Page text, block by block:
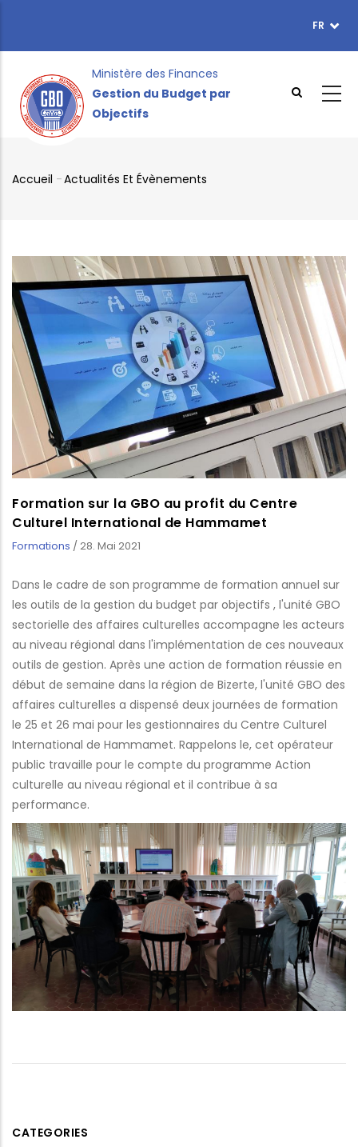
contenu
FR
Ministère des Finances
Gestion du Budget par
Objectifs
Accueil -Actualités Et Évènements
Formation sur la GBO au profit du Centre
Culturel International de Hammamet
Formations / 28. Mai 2021
Dans le cadre de son programme de formation annuel sur
les outils de la gestion du budget par objectifs , l'unité GBO
sectorielle des affaires culturelles accompagne les acteurs
au niveau régional dans l'implémentation de ces nouveaux
outils de gestion. Après une action de formation réussie en
début de semaine dans la région de Bizerte, l'unité GBO des
affaires culturelles a dispensé deux journées de formation
le 25 et 26 mai pour les gestionnaires du Centre Culturel
International de Hammamet. Rappelons le, cet opérateur
public travaille pour le compte du programme Action
culturelle au niveau régional et il contribue à sa
performance.
CATEGORIES